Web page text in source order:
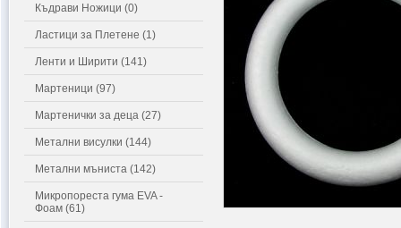
Къдрави Ножици (0)
Ластици за Плетене (1)
Ленти и Ширити (141)
Мартеници (97)
Мартенички за деца (27)
Метални висулки (144)
Метални мъниста (142)
Микропореста гума EVA -
Фоам (61)